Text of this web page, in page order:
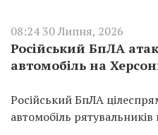
08:24 30 Липня, 2026
Російський БпЛА
автомобіль на
Російський БпЛА
автомобіль